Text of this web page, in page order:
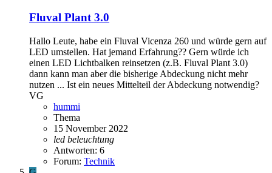
Fluval Plant 3.0
Hallo Leute, habe ein Fluval Vicenza 260 und würde gern auf
LED umstellen. Hat jemand Erfahrung?? Gern würde ich
einen LED Lichtbalken reinsetzen (z.B. Fluval Plant 3.0)
dann kann man aber die bisherige Abdeckung nicht mehr
nutzen ... Ist ein neues Mittelteil der Abdeckung notwendig?
VG
hummi
Thema
15 November 2022
led beleuchtung
Antworten: 6
Forum: Technik